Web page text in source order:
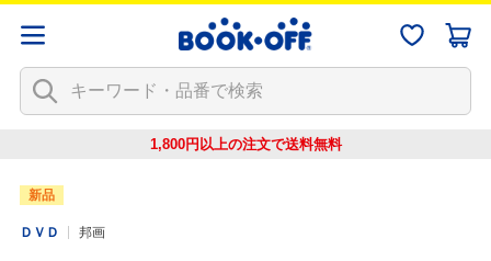
1,800円以上の注文で送料無料
新品
ＤＶＤ 邦画